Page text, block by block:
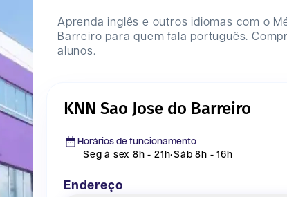
Aprenda inglês e outros idiomas com o
Barreiro para quem fala português.
alunos.
KNN Sao Jose do Barreiro
Horários de funcionamento
Seg à sex 8h - 21h•Sáb 8h - 16h
Endereço